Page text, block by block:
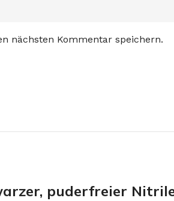
nächsten Kommentar speichern.
puderfreier